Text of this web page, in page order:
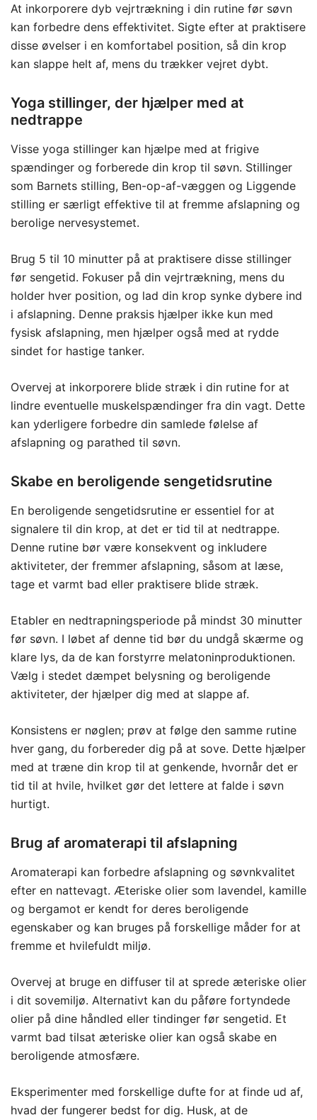
At inkorporere dyb vejrtrækning i din rutine før søvn
kan forbedre dens effektivitet. Sigte efter at praktisere
disse øvelser i en komfortabel position, så din krop
kan slappe helt af, mens du trækker vejret dybt.
Yoga stillinger, der hjælper med at
nedtrappe
Visse yoga stillinger kan hjælpe med at frigive
spændinger og forberede din krop til søvn. Stillinger
som Barnets stilling, Ben-op-af-væggen og Liggende
stilling er særligt effektive til at fremme afslapning og
berolige nervesystemet.
Brug 5 til 10 minutter på at praktisere disse stillinger
før sengetid. Fokuser på din vejrtrækning, mens du
holder hver position, og lad din krop synke dybere ind
i afslapning. Denne praksis hjælper ikke kun med
fysisk afslapning, men hjælper også med at rydde
sindet for hastige tanker.
Overvej at inkorporere blide stræk i din rutine for at
lindre eventuelle muskelspændinger fra din vagt. Dette
kan yderligere forbedre din samlede følelse af
afslapning og parathed til søvn.
Skabe en beroligende sengetidsrutine
En beroligende sengetidsrutine er essentiel for at
signalere til din krop, at det er tid til at nedtrappe.
Denne rutine bør være konsekvent og inkludere
aktiviteter, der fremmer afslapning, såsom at læse,
tage et varmt bad eller praktisere blide stræk.
Etabler en nedtrapningsperiode på mindst 30 minutter
før søvn. I løbet af denne tid bør du undgå skærme og
klare lys, da de kan forstyrre melatoninproduktionen.
Vælg i stedet dæmpet belysning og beroligende
aktiviteter, der hjælper dig med at slappe af.
Konsistens er nøglen; prøv at følge den samme rutine
hver gang, du forbereder dig på at sove. Dette hjælper
med at træne din krop til at genkende, hvornår det er
tid til at hvile, hvilket gør det lettere at falde i søvn
hurtigt.
Brug af aromaterapi til afslapning
Aromaterapi kan forbedre afslapning og søvnkvalitet
efter en nattevagt. Æteriske olier som lavendel, kamille
og bergamot er kendt for deres beroligende
egenskaber og kan bruges på forskellige måder for at
fremme et hvilefuldt miljø.
Overvej at bruge en diffuser til at sprede æteriske olier
i dit sovemiljø. Alternativt kan du påføre fortyndede
olier på dine håndled eller tindinger før sengetid. Et
varmt bad tilsat æteriske olier kan også skabe en
beroligende atmosfære.
Eksperimenter med forskellige dufte for at finde ud af,
hvad der fungerer bedst for dig. Husk, at de